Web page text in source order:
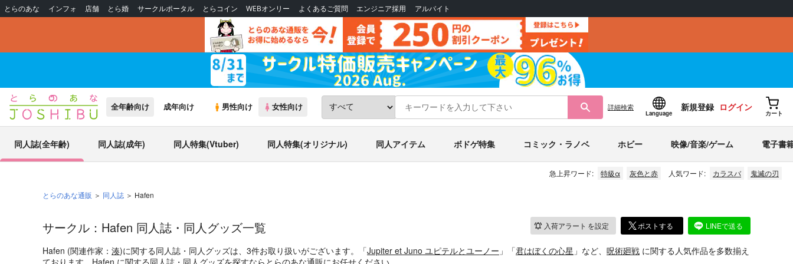
とらのあな インフォ 店舗 とら婚 サークルポータル とらコイン WEBオンリー よくあるご質問 エンジニア採用 アルバイト
全年齢向け 成年向け 男性向け 女性向け 詳細検索
Language
新規登録 ログイン
カート
同人誌(全年齢) 同人誌(成年) 同人特集(Vtuber) 同人特集(オリジナル) 同人アイテム ボドゲ特集 コミック・ラノベ ホビー 映像/音楽/ゲーム 電子書
急上昇ワード: 特級α 灰色と赤 人気ワード: カラスバ 鬼滅の刃
とらのあな通販 同人誌 Hafen
入荷アラート を設定 ポストする LINEで送る
サークル：Hafen 同人誌・同人グッズ一覧
Hafen (関連作家： 湊)に関する同人誌・同人グッズは、3件お取り扱いがございます。「Jupiter et Juno ユピテルとユーノー 」「君はぼくの心星 」など、 呪術廻戦 に関する人気作品を多数揃え
ております。Hafen に関する同人誌・同人グッズを探すならとらのあな通販にお任せください。